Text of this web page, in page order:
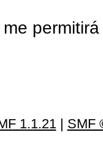
1.1.21| SMF